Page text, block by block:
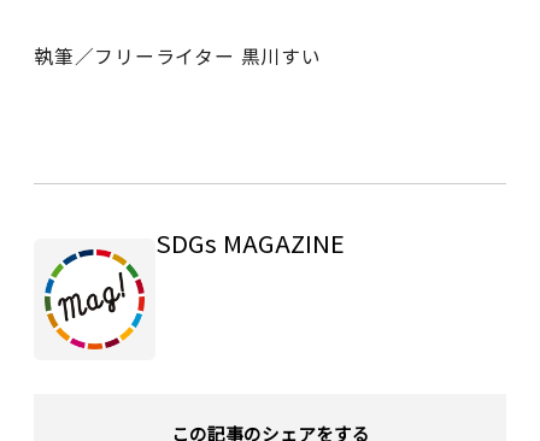
執筆／フリーライター 黒川すい
SDGs MAGAZINE
この記事のシェアをする